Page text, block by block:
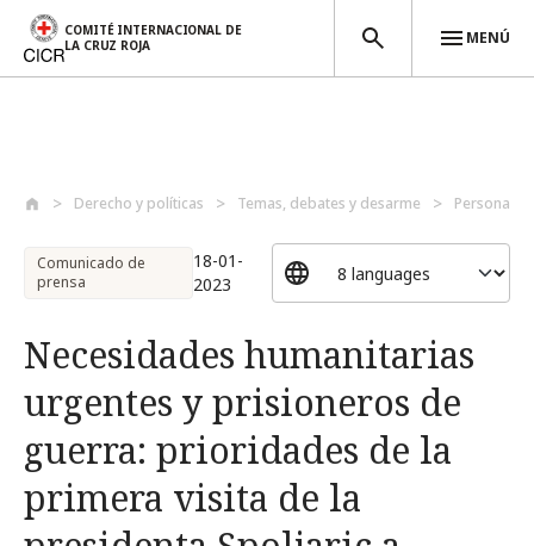
COMITÉ INTERNACIONAL DE
LA CRUZ ROJA
MENÚ
Derecho y políticas Temas, debates y desarme Personas
Comunicado de
prensa
18-01-
2023
Necesidades humanitarias
urgentes y prisioneros de
guerra: prioridades de la
primera visita de la